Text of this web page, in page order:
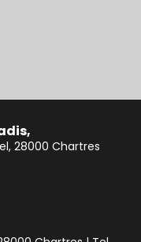
28000 Chartres